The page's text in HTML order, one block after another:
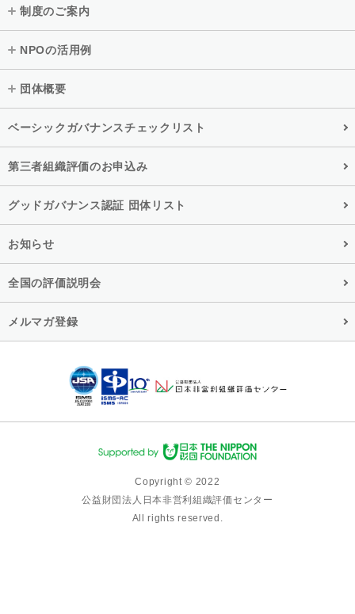
制度のご案内
NPOの活用例
団体概要
ベーシックガバナンスチェックリスト
第三者組織評価のお申込み
グッドガバナンス認証 団体リスト
お知らせ
全国の評価説明会
メルマガ登録
Copyright © 2022
公益財団法人日本非営利組織評価センター
All rights reserved.